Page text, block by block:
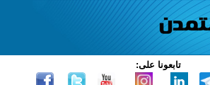
تابعونا على: